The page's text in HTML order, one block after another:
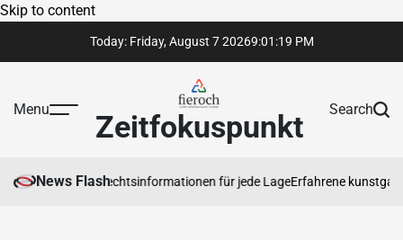
Skip to content
Today: Friday, August 7 20269:01 :19 PM
Menu Zeitfokuspunkt Search
News FlashRechtsinformationen für jede LageErfahrene